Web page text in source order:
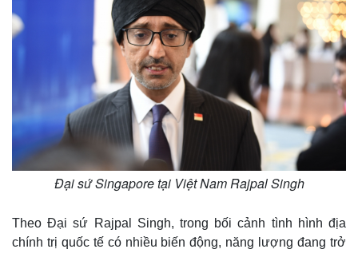
Đại sứ Singapore tại Việt Nam Rajpal Singh
Theo Đại sứ Rajpal Singh, trong bối cảnh tình hình địa
chính trị quốc tế có nhiều biến động, năng lượng đang trở